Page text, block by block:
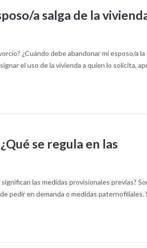
a salga de la
¿Cuándo debe abandonar mi esposo/a la
el uso de la vivienda a quien lo solicita,
se regula en las
las medidas provisionales previas?
pedir en demanda o medidas paternofiliales.